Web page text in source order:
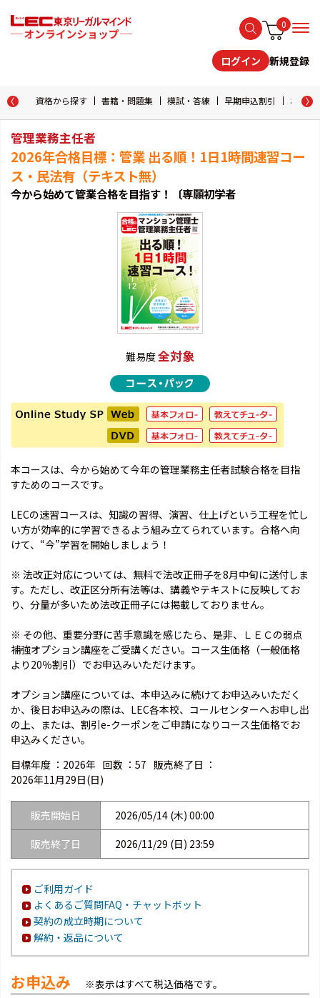
0
ログイン 新規登録
資格から探す 書籍・問題集 模試・答練 早期申込割引 おため
管理業務主任者
2026年合格目標：管業 出る順！1日1時間速習コー
ス・民法有（テキスト無）
今から始めて管業合格を目指す！〔専願初学者
難易度全対象
本コースは、今から始めて今年の管理業務主任者試験合格を目指
すためのコースです。
LECの速習コースは、知識の習得、演習、仕上げという工程を忙し
い方が効率的に学習できるよう組み立てられています。合格へ向
けて、“今”学習を開始しましょう！
※ 法改正対応については、無料で法改正冊子を8月中旬に送付しま
す。ただし、改正区分所有法等は、講義やテキストに反映してお
り、分量が多いため法改正冊子には掲載しておりません。
※ その他、重要分野に苦手意識を感じたら、是非、ＬＥＣの弱点
補強オプション講座をご受講ください。コース生価格（一般価格
より20％割引）でお申込みいただけます。
オプション講座については、本申込みに続けてお申込みいただく
か、後日お申込みの際は、LEC各本校、コールセンターへお申し出
の上、または、割引e-クーポンをご申請になりコース生価格でお
申込みください。
目標年度 ： 2026年 回数 ： 57 販売終了日 ：
2026年11月29日(日)
販売開始日
2026/05/14 (木) 00:00
販売終了日
2026/11/29 (日) 23:59
ご利用ガイド
よくあるご質問FAQ・チャットボット
契約の成立時期について
解約・返品について
お申込み ※表示はすべて税込価格です。